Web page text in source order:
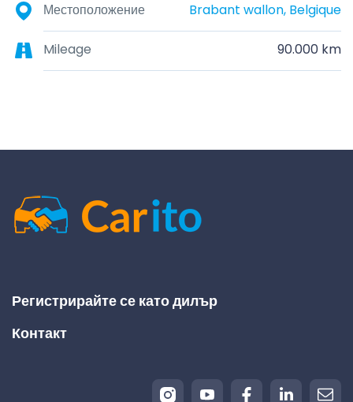
Местоположение Brabant wallon, Belgique
Mileage 90.000 km
Регистрирайте се като дилър
Контакт